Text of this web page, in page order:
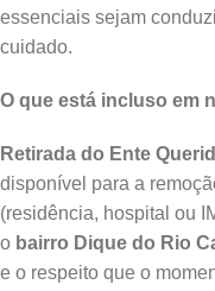
essenciais sejam
cuidado.
O que está incluso em
Retirada do Ente
disponível para a
(residência, hospital ou
o bairro Dique do Rio
e o respeito que o